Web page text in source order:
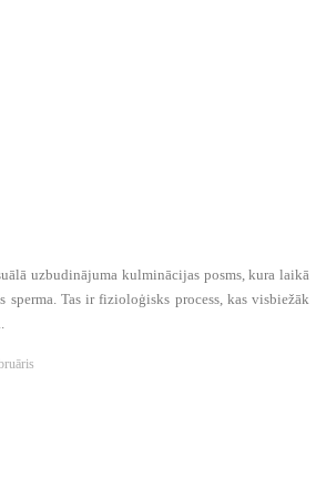
uzbudinājuma kulminācijas posms, kura laikā
sperma. Tas ir fizioloģisks process, kas visbiežāk